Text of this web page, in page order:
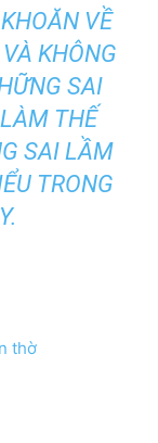
VỀ
KHÔNG
SAI
THẾ
SAI LẦM
TRONG
thờ